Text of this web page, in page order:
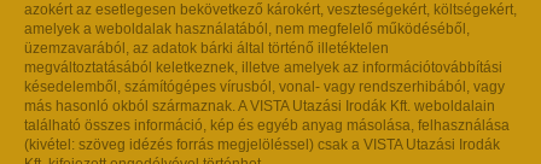
azokért az esetlegesen bekövetkező károkért, veszteségekért, költségekért,
amelyek a weboldalak használatából, nem megfelelő működéséből,
üzemzavarából, az adatok bárki által történő illetéktelen
megváltoztatásából keletkeznek, illetve amelyek az információtovábbítási
késedelemből, számítógépes vírusból, vonal- vagy rendszerhibából, vagy
más hasonló okból származnak. A VISTA Utazási Irodák Kft. weboldalain
található összes információ, kép és egyéb anyag másolása, felhasználása
(kivétel: szöveg idézés forrás megjelöléssel) csak a VISTA Utazási Irodák